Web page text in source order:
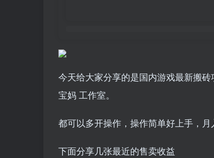
今天给大家分享的是国内游戏最新搬
宝妈 工作室。
都可以多开操作，操作简单好上手，月
下面分享几张最近的售卖收益